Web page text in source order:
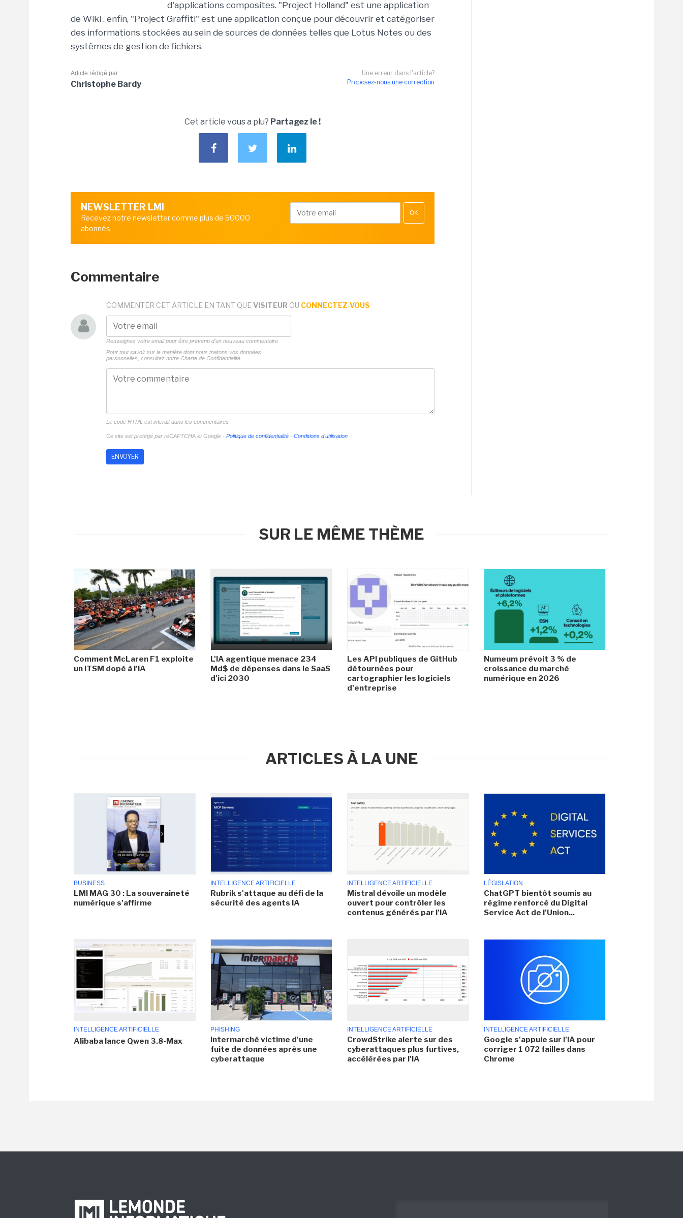
d'applications composites. "Project Holland" est une application
de Wiki . enfin, "Project Graffiti" est une application conçue pour découvrir et catégoriser
des informations stockées au sein de sources de données telles que Lotus Notes ou des
systèmes de gestion de fichiers.
Une erreur dans l'article?
Proposez-nous une correction
Article rédigé par
Christophe Bardy
Cet article vous a plu? Partagez le !
NEWSLETTER LMI
Recevez notre newsletter comme plus de 50000
abonnés
OK
Commentaire
COMMENTER CET ARTICLE EN TANT QUE VISITEUR OU CONNECTEZ-VOUS
Renseignez votre email pour être prévenu d'un nouveau commentaire
Pour tout savoir sur la manière dont nous traitons vos données
personnelles, consultez notre Charte de Confidentialité.
Le code HTML est interdit dans les commentaires
Ce site est protégé par reCAPTCHA et Google - Politique de confidentialité - Conditions d'utilisation
SUR LE MÊME THÈME
Comment McLaren F1 exploite
un ITSM dopé à l'IA
L'IA agentique menace 234
Md$ de dépenses dans le SaaS
d'ici 2030
Les API publiques de GitHub
détournées pour
cartographier les logiciels
d'entreprise
Numeum prévoit 3 % de
croissance du marché
numérique en 2026
ARTICLES À LA UNE
BUSINESS
LMI MAG 30 : La souveraineté
numérique s'affirme
INTELLIGENCE ARTIFICIELLE
Rubrik s'attaque au défi de la
sécurité des agents IA
INTELLIGENCE ARTIFICIELLE
Mistral dévoile un modèle
ouvert pour contrôler les
contenus générés par l'IA
LÉGISLATION
ChatGPT bientôt soumis au
régime renforcé du Digital
Service Act de l'Union...
INTELLIGENCE ARTIFICIELLE
Alibaba lance Qwen 3.8-Max
PHISHING
Intermarché victime d'une
fuite de données après une
cyberattaque
INTELLIGENCE ARTIFICIELLE
CrowdStrike alerte sur des
cyberattaques plus furtives,
accélérées par l'IA
INTELLIGENCE ARTIFICIELLE
Google s'appuie sur l'IA pour
corriger 1 072 failles dans
Chrome